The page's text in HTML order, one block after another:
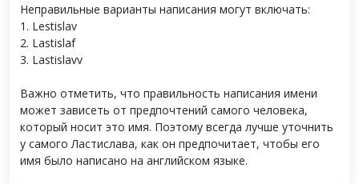
Неправильные варианты написания могут включать:
1. Lestislav
2. Lastislaf
3. Lastislavv
Важно отметить, что правильность написания имени
может зависеть от предпочтений самого человека,
который носит это имя. Поэтому всегда лучше уточнить
у самого Ластислава, как он предпочитает, чтобы его
имя было написано на английском языке.